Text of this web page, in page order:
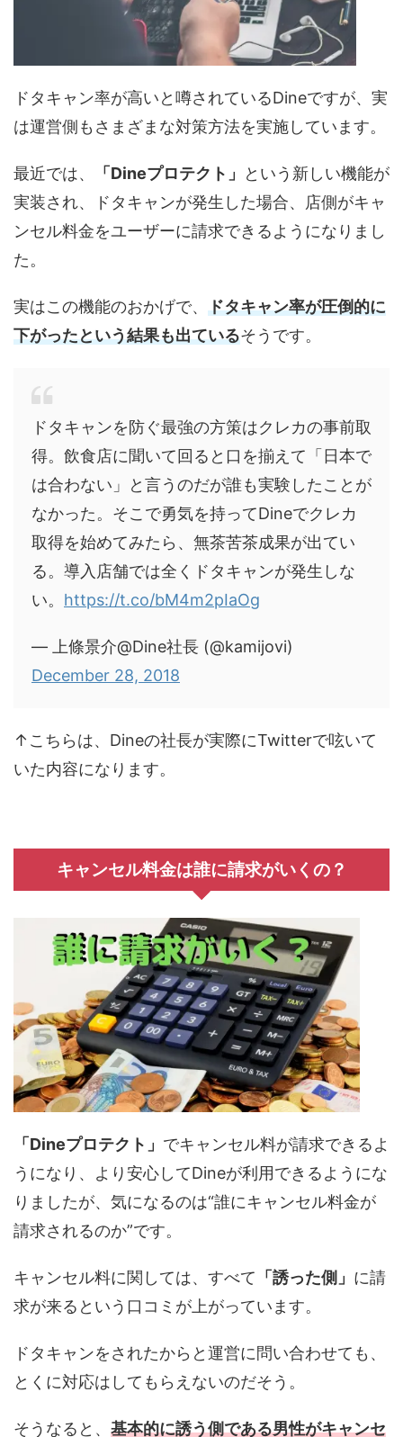
ドタキャン率が高いと噂されているDineですが、実
は運営側もさまざまな対策方法を実施しています。
最近では、 「Dineプロテクト」
という新しい機能が
実装され、ドタキャンが発生した場合、店側がキャ
ンセル料金をユーザーに請求できるようになりまし
た。
実はこの機能のおかげで、 ドタキャン率が圧倒的に
下がったという結果も出ているそうです。
ドタキャンを防ぐ最強の方策はクレカの事前取
得。飲食店に聞いて回ると口を揃えて「日本で
は合わない」と言うのだが誰も実験したことが
なかった。そこで勇気を持ってDineでクレカ
取得を始めてみたら、無茶苦茶成果が出てい
る。導入店舗では全くドタキャンが発生しな
い。 https://t.co/bM4m2pIaOg
— 上條景介@Dine社長 (@kamijovi)
December 28, 2018
↑こちらは、Dineの社長が実際にTwitterで呟いて
いた内容になります。
キャンセル料金は誰に請求がいくの？
「Dineプロテクト」 でキャンセル料が請求できるよ
うになり、より安心してDineが利用できるようにな
りましたが、気になるのは“誰にキャンセル料金が
請求されるのか”です。
キャンセル料に関しては、すべて 「誘った側」 に請
求が来るという口コミが上がっています。
ドタキャンをされたからと運営に問い合わせても、
とくに対応はしてもらえないのだそう。
そうなると、 基本的に誘う側である男性がキャンセ